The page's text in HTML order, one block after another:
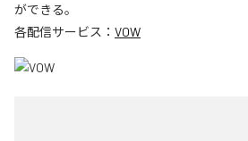
ができる。
各配信サービス： VOW